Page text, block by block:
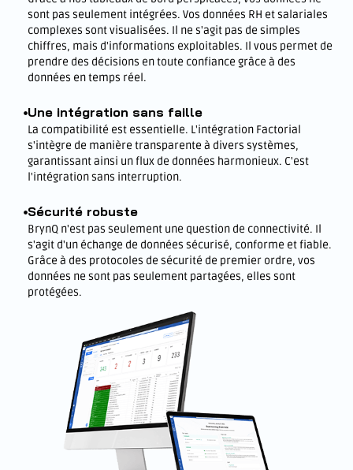
sont pas seulement intégrées. Vos données RH et salariales
complexes sont visualisées. Il ne s'agit pas de simples
chiffres, mais d'informations exploitables. Il vous permet de
prendre des décisions en toute confiance grâce à des
données en temps réel.
Une intégration sans faille
La compatibilité est essentielle. L'intégration Factorial
s'intègre de manière transparente à divers systèmes,
garantissant ainsi un flux de données harmonieux. C'est
l'intégration sans interruption.
Sécurité robuste
BrynQ n'est pas seulement une question de connectivité. Il
s'agit d'un échange de données sécurisé, conforme et fiable.
Grâce à des protocoles de sécurité de premier ordre, vos
données ne sont pas seulement partagées, elles sont
protégées.